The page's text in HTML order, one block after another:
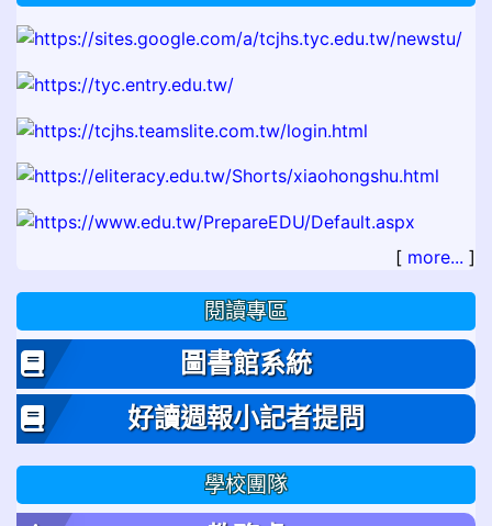
[ more... ]
閱讀專區
圖書館系統
好讀週報小記者提問
學校團隊